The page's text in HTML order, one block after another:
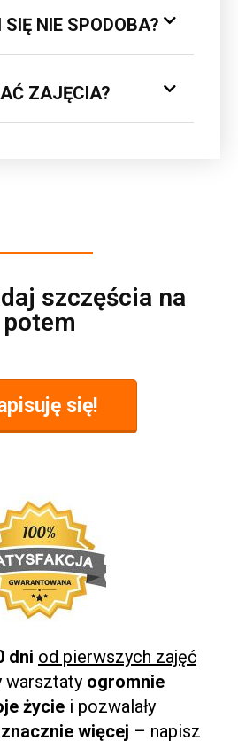
NIE SPODOBA?
ZAJĘCIA?
szczęścia na
potem
się!
dni od pierwszych zajęć
warsztaty ogromnie
życie i pozwalały
więcej – napisz